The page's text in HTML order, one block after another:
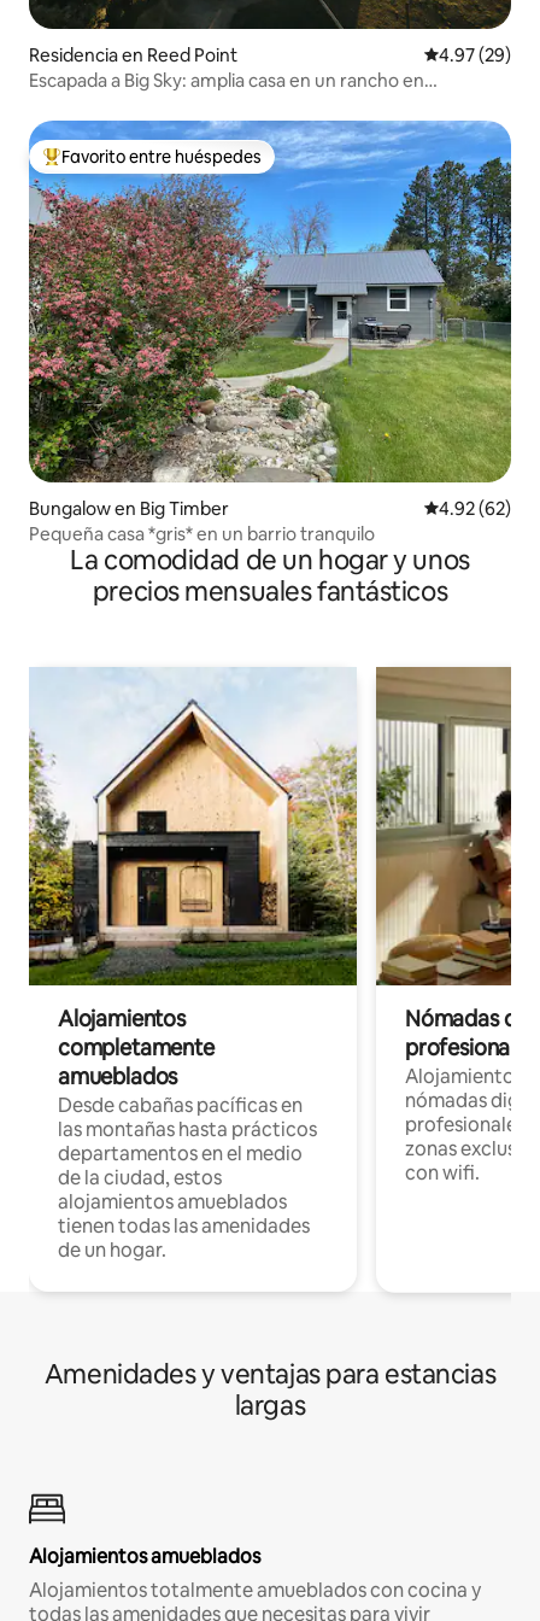
Residencia en Reed Point Calificación
4.97 (29)
Escapada a Big Sky: amplia casa en un rancho en
De los mejores en Favorito entre huéspedes
Favorito entre huéspedes
Bungalow en Big Timber Calificación
4.92 (62)
Pequeña casa *gris* en un barrio tranquilo
La comodidad de un hogar y unos
precios mensuales fantásticos
Alojamientos
completamente
amueblados
Desde cabañas pacíficas en
las montañas hasta prácticos
departamentos en el medio
de la ciudad, estos
alojamientos amueblados
tienen todas las amenidades
de un hogar.
Nómadas
Alojamientos
nómadas
profesionales
zonas
con wifi.
Amenidades y ventajas para estancias
largas
Alojamientos amueblados
Alojamientos totalmente amueblados con cocina y
todas las amenidades que necesitas para vivir